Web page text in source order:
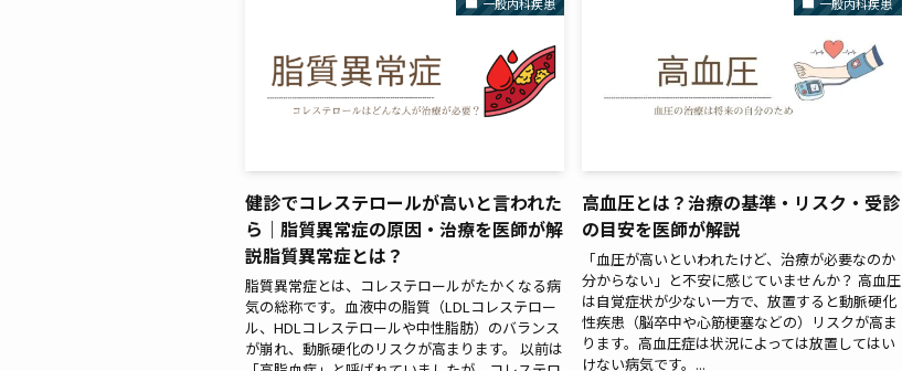
健診でコレステロールが高いと言われた
ら｜脂質異常症の原因・治療を医師が解
説脂質異常症とは？
脂質異常症とは、コレステロールがたかくなる病
気の総称です。血液中の脂質（LDLコレステロー
ル、HDLコレステロールや中性脂肪）のバランス
が崩れ、動脈硬化のリスクが高まります。 以前は
高血圧とは？治療の基準・リスク・受診
の目安を医師が解説
「血圧が高いといわれたけど、治療が必要なのか
分からない」と不安に感じていませんか？ 高血圧
は自覚症状が少ない一方で、放置すると動脈硬化
性疾患（脳卒中や心筋梗塞などの）リスクが高ま
ります。高血圧症は状況によっては放置してはい
けない病気です。...